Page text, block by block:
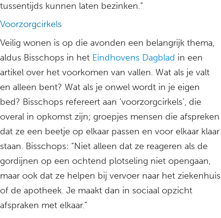
tussentijds kunnen laten bezinken.”
Voorzorgcirkels
Veilig wonen is op die avonden een belangrijk thema,
aldus Bisschops in het Eindhovens Dagblad in een
artikel over het voorkomen van vallen. Wat als je valt
en alleen bent? Wat als je onwel wordt in je eigen
bed? Bisschops refereert aan ‘voorzorgcirkels’, die
overal in opkomst zijn; groepjes mensen die afspreken
dat ze een beetje op elkaar passen en voor elkaar klaar
staan. Bisschops: “Niet alleen dat ze reageren als de
gordijnen op een ochtend plotseling niet opengaan,
maar ook dat ze helpen bij vervoer naar het ziekenhuis
of de apotheek. Je maakt dan in sociaal opzicht
afspraken met elkaar.”